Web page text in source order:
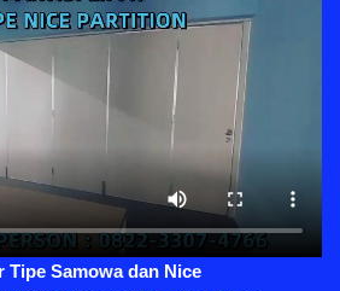
Tipe Samowa dan Nice